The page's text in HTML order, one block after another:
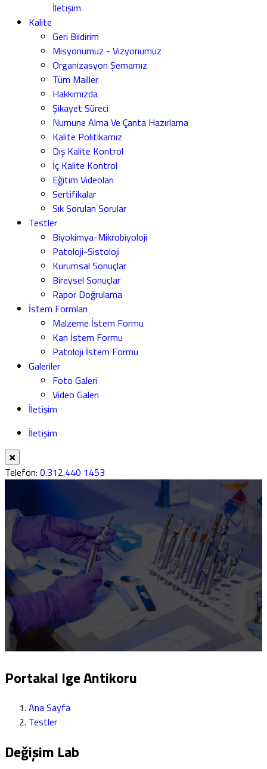
İletişim
Kalite
Geri Bildirim
Misyonumuz - Vizyonumuz
Organizasyon Şemamız
Tüm Mailler
Hakkımızda
Şikayet Süreci
Numune Alma Ve Çanta Hazırlama
Kalite Politikamız
Dış Kalite Kontrol
İç Kalite Kontrol
Eğitim Videoları
Sertifikalar
Sık Sorulan Sorular
Testler
Biyokimya-Mikrobiyoloji
Patoloji-Sistoloji
Kurumsal Sonuçlar
Bireysel Sonuçlar
Rapor Doğrulama
İstem Formları
Malzeme İstem Formu
Kan İstem Formu
Patoloji İstem Formu
Galeriler
Foto Galeri
Video Galeri
İletişim
İletişim
Telefon: 0.312.440 1453
Portakal Ige Antikoru
Ana Sayfa
Testler
Değişim Lab